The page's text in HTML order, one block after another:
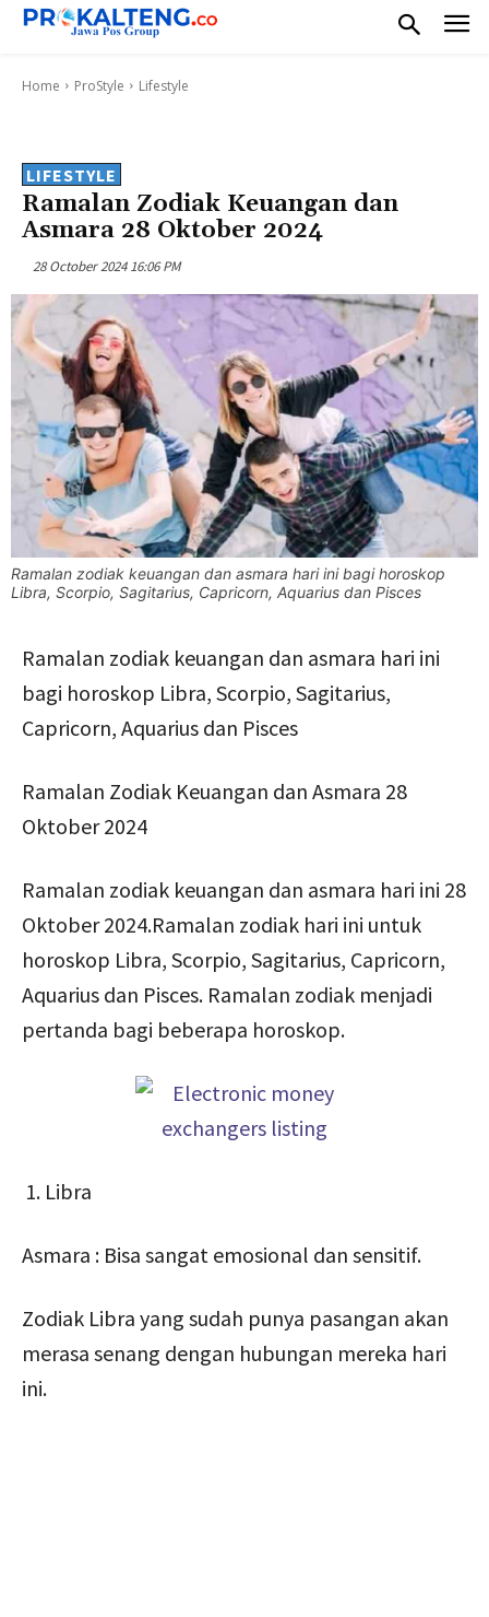
Home ProStyle Lifestyle
LIFESTYLE
Ramalan Zodiak Keuangan dan
Asmara 28 Oktober 2024
28 October 2024 16:06 PM
Ramalan zodiak keuangan dan asmara hari ini bagi horoskop
Libra, Scorpio, Sagitarius, Capricorn, Aquarius dan Pisces
Ramalan zodiak keuangan dan asmara hari ini
bagi horoskop Libra, Scorpio, Sagitarius,
Capricorn, Aquarius dan Pisces
Ramalan Zodiak Keuangan dan Asmara 28
Oktober 2024
Ramalan zodiak keuangan dan asmara hari ini 28
Oktober 2024.Ramalan zodiak hari ini untuk
horoskop Libra, Scorpio, Sagitarius, Capricorn,
Aquarius dan Pisces. Ramalan zodiak menjadi
pertanda bagi beberapa horoskop.
Libra
Asmara : Bisa sangat emosional dan sensitif.
Zodiak Libra yang sudah punya pasangan akan
merasa senang dengan hubungan mereka hari
ini.